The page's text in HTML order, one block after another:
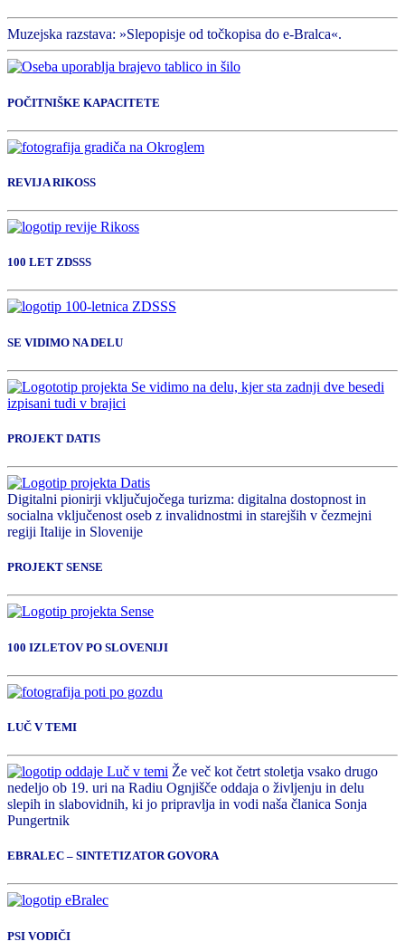
Muzejska razstava: »Slepopisje od točkopisa do e-Bralca«.
POČITNIŠKE KAPACITETE
REVIJA RIKOSS
100 LET ZDSSS
SE VIDIMO NA DELU
PROJEKT DATIS
Digitalni pionirji vključujočega turizma: digitalna dostopnost in
socialna vključenost oseb z invalidnostmi in starejših v čezmejni
regiji Italije in Slovenije
PROJEKT SENSE
100 IZLETOV PO SLOVENIJI
LUČ V TEMI
Že več kot četrt stoletja vsako drugo
nedeljo ob 19. uri na Radiu Ognjišče oddaja o življenju in delu
slepih in slabovidnih, ki jo pripravlja in vodi naša članica Sonja
Pungertnik
EBRALEC – SINTETIZATOR GOVORA
PSI VODIČI